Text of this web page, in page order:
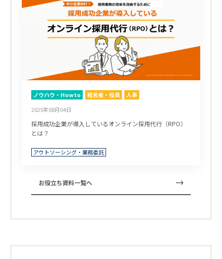
ノウハウ・Howto 経営者・役員
人事
2025年08月04日
採用成功企業が導入しているオンライン採用代行（RPO）
とは？
アウトソーシング・業務委託
お役立ち資料一覧へ